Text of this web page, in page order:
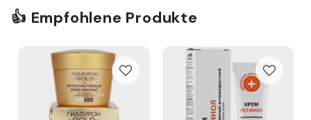
Faltenreduktion und Lifting-Effekt
Für reife, trockene und empfindliche Haut
👍 Empfohlene Produkte